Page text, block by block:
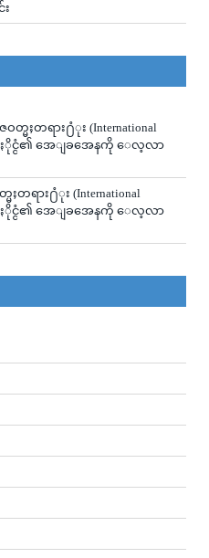
ဝတ္မႈတရား႐ံုး (International
ာႏိုင္ငံ၏ အေျခအေနကို ေလ့လာ
ႈတရား႐ံုး (International
ာႏိုင္ငံ၏ အေျခအေနကို ေလ့လာ